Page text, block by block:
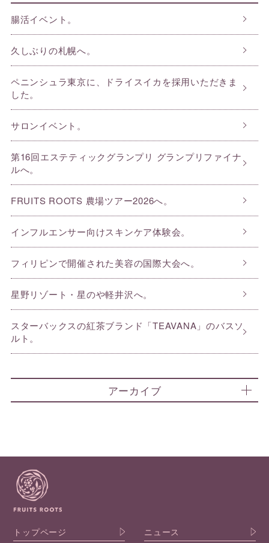
腸活イベント。
久しぶりの札幌へ。
ペニンシュラ東京に、ドライスイカを採用いただきま
した。
サロンイベント。
第16回エステティックグランプリ グランプリファイナ
ルへ。
FRUITS ROOTS 農場ツアー2026へ。
インフルエンサー向けスキンケア体験会。
フィリピンで開催された美容の国際大会へ。
星野リゾート・星のや軽井沢へ。
スターバックスの紅茶ブランド「TEAVANA」のバスソ
ルト。
アーカイブ
トップページ
ニュース